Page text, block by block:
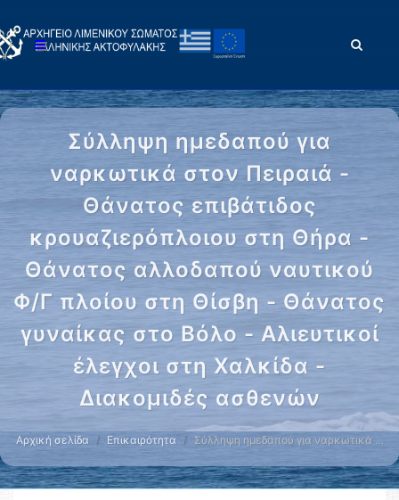
Σύλληψη ημεδαπού για
ναρκωτικά στον Πειραιά -
Θάνατος επιβάτιδος
κρουαζιερόπλοιου στη Θήρα -
Θάνατος αλλοδαπού ναυτικού
Φ/Γ πλοίου στη Θίσβη - Θάνατος
γυναίκας στο Βόλο - Αλιευτικοί
έλεγχοι στη Χαλκίδα -
Διακομιδές ασθενών
Αρχική σελίδα Επικαιρότητα Σύλληψη ημεδαπού για ναρκωτικά …